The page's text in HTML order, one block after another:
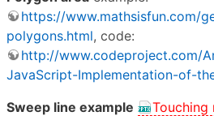
https://www.mathsisfun.com/
polygons.html, code:
http://www.codeproject.com/
JavaScript-Implementation-of-
Sweep line example
Touching